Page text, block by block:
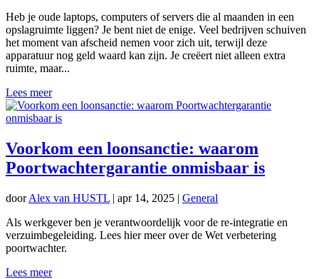
Heb je oude laptops, computers of servers die al maanden in een
opslagruimte liggen? Je bent niet de enige. Veel bedrijven schuiven
het moment van afscheid nemen voor zich uit, terwijl deze
apparatuur nog geld waard kan zijn. Je creëert niet alleen extra
ruimte, maar...
Lees meer
Voorkom een loonsanctie: waarom
Poortwachtergarantie onmisbaar is
doorAlex van HUSTL | apr 14, 2025 | General
Als werkgever ben je verantwoordelijk voor de re-integratie en
verzuimbegeleiding. Lees hier meer over de Wet verbetering
poortwachter.
Lees meer